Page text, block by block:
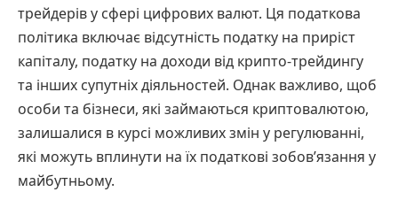
трейдерів у сфері цифрових валют. Ця податкова
політика включає відсутність податку на приріст
капіталу, податку на доходи від крипто-трейдингу
та інших супутніх діяльностей. Однак важливо, щоб
особи та бізнеси, які займаються криптовалютою,
залишалися в курсі можливих змін у регулюванні,
які можуть вплинути на їх податкові зобов’язання у
майбутньому.